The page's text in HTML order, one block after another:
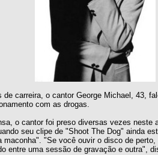
de carreira, o cantor George Michael, 43,
com as drogas.
o cantor foi preso diversas vezes
seu clipe de "Shoot The Dog" ainda
maconha". "Se você ouvir o disco de
entre uma sessão de gravação e outra",